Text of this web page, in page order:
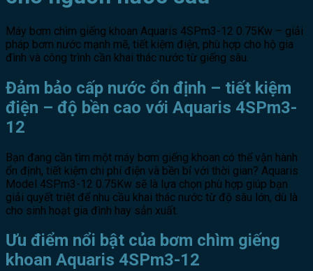
Máy bơm chìm giếng khoan Aquaris 4SPm3-12 0.75Kw – giải
pháp bơm nước mạnh mẽ, tiết kiệm điện, phù hợp cho hộ gia
đình và công trình cần khai thác nước từ giếng sâu.
Đảm bảo cấp nước ổn định – tiết kiệm
điện – độ bền cao với Aquaris 4SPm3-
12
Bạn đang cần tìm một máy bơm giếng khoan có thể vận hành
ổn định, tiết kiệm chi phí điện và bền bỉ với thời gian? Aquaris
Model 4SPm3-12 0.75Kw sẽ là lựa chọn phù hợp giúp bạn
giải quyết triệt để nhu cầu khai thác nước từ độ sâu lớn, dù là
cho sinh hoạt gia đình hay sản xuất.
Ưu điểm nổi bật của bơm chìm giếng
khoan Aquaris 4SPm3-12